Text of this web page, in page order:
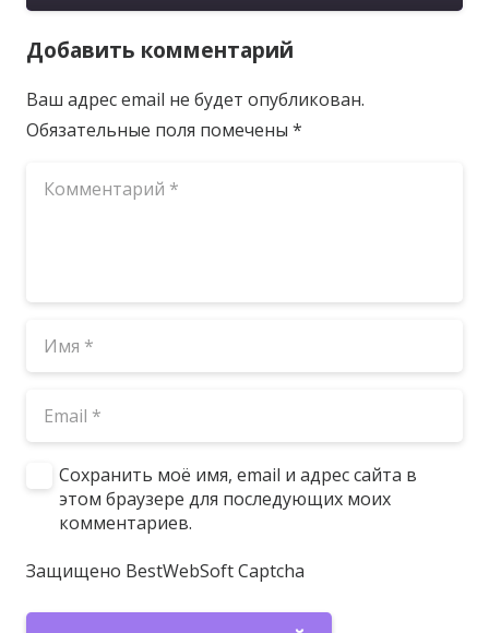
Добавить комментарий
Ваш адрес email не будет опубликован.
Обязательные поля помечены *
Сохранить моё имя, email и адрес сайта в
этом браузере для последующих моих
комментариев.
Защищено BestWebSoft Captcha